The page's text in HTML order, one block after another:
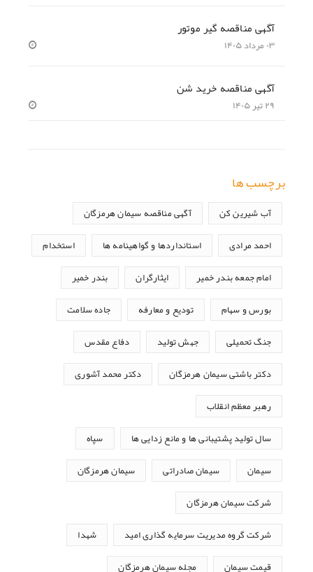
آگهی مناقصه گیر موتور
۰۳ مرداد ۱۴۰۵
آگهی مناقصه خرید شن
۲۹ تیر ۱۴۰۵
برچسب ها
آب شیرین کن آگهی مناقصه سیمان هرمزگان
احمد مرادی استانداردها و گواهینامه ها استخدام
امام جمعه بندر خمیر ایثارگران بندر خمیر
بورس و سهام تودیع و معارفه جاده سلامت
جنگ تحمیلی جهش تولید دفاع مقدس
دکتر باشتی سیمان هرمزگان دکتر محمد آشوری
رهبر معظم انقلاب
سال تولید پشتیبانی ها و مانع زدایی ها سپاه
سیمان سیمان صادراتی سیمان هرمزگان
شرکت سیمان هرمزگان
شرکت گروه مدیریت سرمایه گذاری امید شهدا
قیمت سیمان مجله سیمان هرمزگان